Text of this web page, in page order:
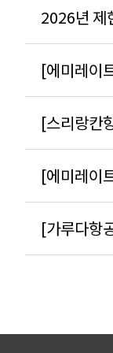
2026년 제
[에미레이
[스리랑칸
[에미레이
[가루다항